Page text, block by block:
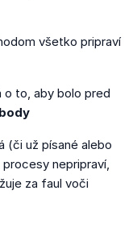
všetko pripraví
o to, aby bolo pred
(či už písané alebo
nepripraví,
za faul voči